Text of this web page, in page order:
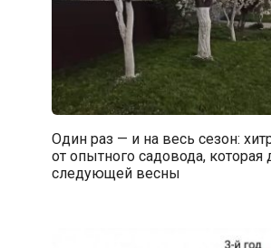
Один раз — и на весь сезон:
от опытного садовода, которая
следующей весны